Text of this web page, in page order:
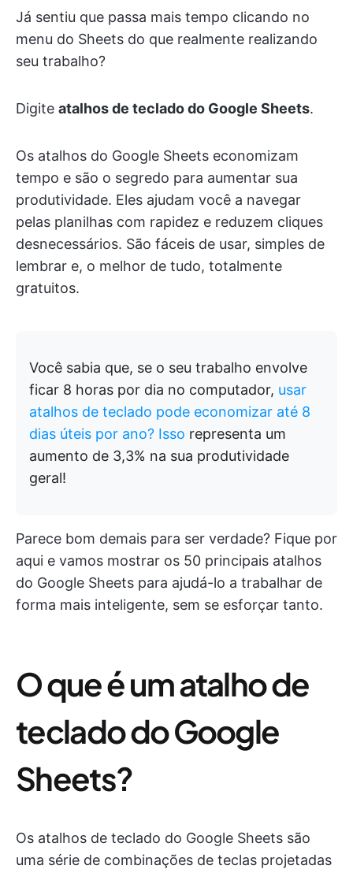
Já sentiu que passa mais tempo clicando no
menu do Sheets do que realmente realizando
seu trabalho?
Digite atalhos de teclado do Google Sheets.
Os atalhos do Google Sheets economizam
tempo e são o segredo para aumentar sua
produtividade. Eles ajudam você a navegar
pelas planilhas com rapidez e reduzem cliques
desnecessários. São fáceis de usar, simples de
lembrar e, o melhor de tudo, totalmente
gratuitos.
Você sabia que, se o seu trabalho envolve
ficar 8 horas por dia no computador, usar
atalhos de teclado pode economizar até 8
dias úteis por ano? Isso representa um
aumento de 3,3% na sua produtividade
geral!
Parece bom demais para ser verdade? Fique por
aqui e vamos mostrar os 50 principais atalhos
do Google Sheets para ajudá-lo a trabalhar de
forma mais inteligente, sem se esforçar tanto.
O que é um atalho de
teclado do Google
Sheets?
Os atalhos de teclado do Google Sheets são
uma série de combinações de teclas projetadas